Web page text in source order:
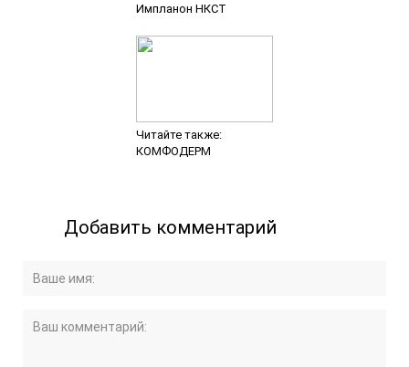
Импланон НКСТ
Читайте также:
КОМФОДЕРМ
Добавить комментарий